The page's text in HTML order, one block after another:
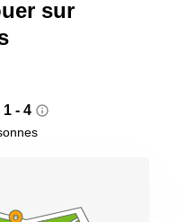
sur
1 - 4